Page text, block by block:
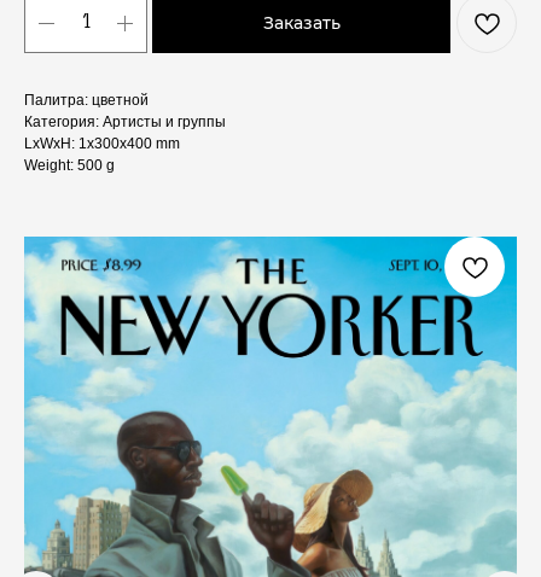
Заказать
Палитра: цветной
Категория: Артисты и группы
LxWxH: 1x300x400 mm
Weight: 500 g